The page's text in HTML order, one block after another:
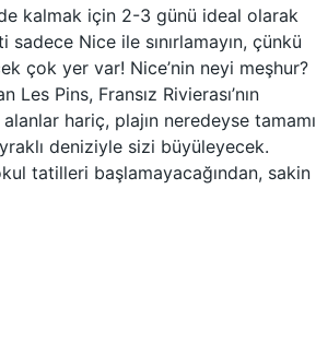
kalmak için 2-3 günü ideal olarak
Nice ile sınırlamayın, çünkü
çok yer var! Nice’nin neyi meşhur?
Pins, Fransız Rivierası’nın
hariç, plajın neredeyse tamamı
deniziyle sizi büyüleyecek.
tatilleri başlamayacağından, sakin